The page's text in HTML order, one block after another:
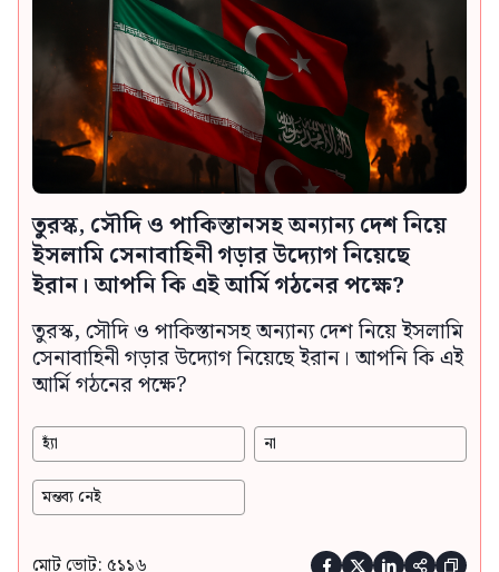
তুরস্ক, সৌদি ও পাকিস্তানসহ অন্যান্য দেশ নিয়ে
ইসলামি সেনাবাহিনী গড়ার উদ্যোগ নিয়েছে
ইরান। আপনি কি এই আর্মি গঠনের পক্ষে?
তুরস্ক, সৌদি ও পাকিস্তানসহ অন্যান্য দেশ নিয়ে ইসলামি
সেনাবাহিনী গড়ার উদ্যোগ নিয়েছে ইরান। আপনি কি এই
আর্মি গঠনের পক্ষে?
হ্যাঁ না
মন্তব্য নেই
মোট ভোট: ৫১১৬     